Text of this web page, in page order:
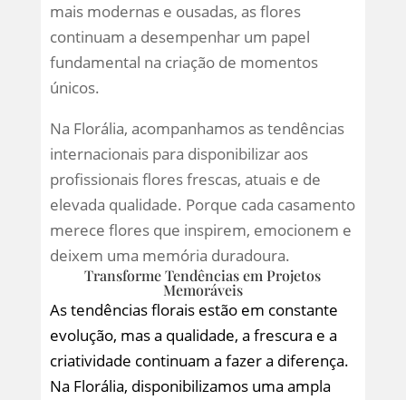
mais modernas e ousadas, as flores
continuam a desempenhar um papel
fundamental na criação de momentos
únicos.
Na Florália, acompanhamos as tendências
internacionais para disponibilizar aos
profissionais flores frescas, atuais e de
elevada qualidade. Porque cada casamento
merece flores que inspirem, emocionem e
deixem uma memória duradoura.
Transforme Tendências em Projetos
Memoráveis
As tendências florais estão em constante
evolução, mas a qualidade, a frescura e a
criatividade continuam a fazer a diferença.
Na Florália, disponibilizamos uma ampla